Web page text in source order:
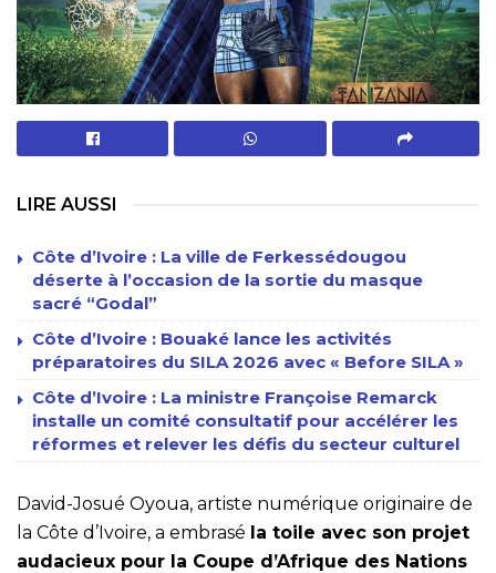
LIRE AUSSI
Côte d’Ivoire : La ville de Ferkessédougou
déserte à l’occasion de la sortie du masque
sacré “Godal”
Côte d’Ivoire : Bouaké lance les activités
préparatoires du SILA 2026 avec « Before SILA »
Côte d’Ivoire : La ministre Françoise Remarck
installe un comité consultatif pour accélérer les
réformes et relever les défis du secteur culturel
David-Josué Oyoua, artiste numérique originaire de
la Côte d’Ivoire, a embrasé la toile avec son projet
audacieux pour la Coupe d’Afrique des Nations